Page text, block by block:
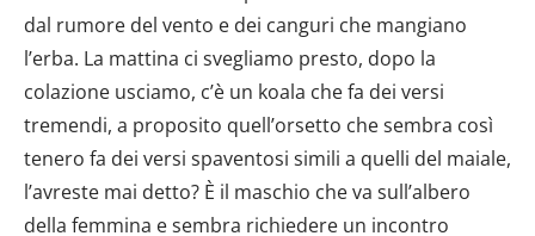
dal rumore del vento e dei canguri che mangiano
l’erba. La mattina ci svegliamo presto, dopo la
colazione usciamo, c’è un koala che fa dei versi
tremendi, a proposito quell’orsetto che sembra così
tenero fa dei versi spaventosi simili a quelli del maiale,
l’avreste mai detto? È il maschio che va sull’albero
della femmina e sembra richiedere un incontro